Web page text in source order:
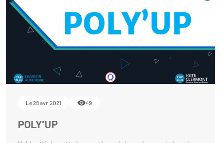
des évaluations régulières (temporalité, incitation sous
forme de points supplémentaires, etc.).
Le 28 avr. 2021 49
POLY'UP